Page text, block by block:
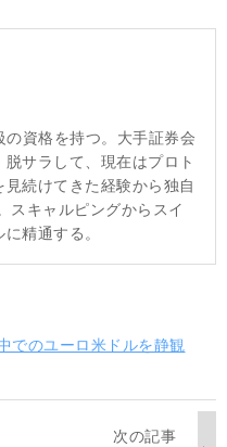
の資格を持つ。大手証券会
サラして、現在はプロト
続けてきた経験から独自
スキャルピングからスイ
精通する。
でのユーロ米ドルを静観
次の記事